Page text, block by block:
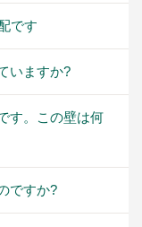
です
いますか?
す。この壁は何
ですか?